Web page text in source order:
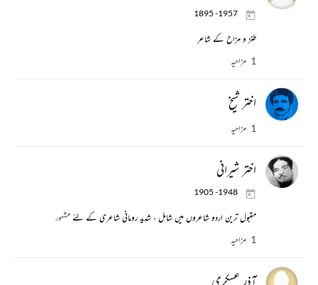
1895 -1957
طنز و مزاح کے شاعر
1 مزاحیہ
اختر شیخ
1 مزاحیہ
اختر شیرانی
1905 -1948
مقبول ترین اردو شاعروں میں شامل ، شدید رومانی شاعری کے لئے مشہور
1 مزاحیہ
آذر عسکری